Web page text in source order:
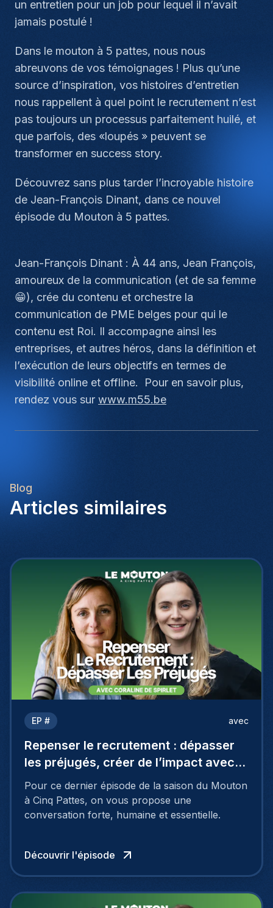
un entretien pour un job pour lequel il n’avait
jamais postulé !
Dans le mouton à 5 pattes, nous nous
abreuvons de vos témoignages ! Plus qu’une
source d’inspiration, vos histoires d’entretien
nous rappellent à quel point le recrutement n’est
pas toujours un processus parfaitement huilé, et
que parfois, des «loupés » peuvent se
transformer en success story.
Découvrez sans plus tarder l’incroyable histoire
de Jean-François Dinant, dans ce nouvel
épisode du Mouton à 5 pattes.
Jean-François Dinant : À 44 ans, Jean François,
amoureux de la communication (et de sa femme
😁), crée du contenu et orchestre la
communication de PME belges pour qui le
contenu est Roi. Il accompagne ainsi les
entreprises, et autres héros, dans la définition et
l’exécution de leurs objectifs en termes de
visibilité online et offline. Pour en savoir plus,
rendez vous sur www.m55.be
Blog
Articles similaires
EP # avec
Repenser le recrutement : dépasser
les préjugés, créer de l’impact avec
Coraline De Spirlet
Pour ce dernier épisode de la saison du Mouton
à Cinq Pattes, on vous propose une
conversation forte, humaine et essentielle.
Découvrir l'épisode